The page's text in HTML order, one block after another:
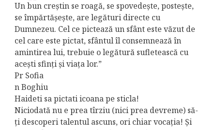
Un bun creștin se roagă, se spovedește, postește,
se împărtășește, are legături directe cu
Dumnezeu. Cel ce pictează un sfânt este văzut de
cel care este pictat, sfântul îl consemnează în
amintirea lui, trebuie o legătură sufletească cu
acești sfinți și viața lor.”
Pr Sofia
n Boghiu
Haideti sa pictati icoana pe sticla!
Niciodată nu e prea tîrziu (nici prea devreme) să-
ți descoperi talentul ascuns, ori chiar vocația! Și